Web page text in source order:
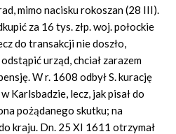
mimo nacisku rokoszan (28 III).
za 16 tys. złp. woj. połockie
do transakcji nie doszło,
urząd, chciał zarazem
W r. 1608 odbył S. kurację
Karlsbadzie, lecz, jak pisał do
pożądanego skutku; na
kraju. Dn. 25 XI 1611 otrzymał